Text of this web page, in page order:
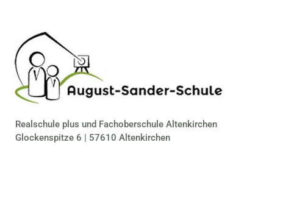
Realschule plus und Fachoberschule Altenkirchen
Glockenspitze 6 | 57610 Altenkirchen